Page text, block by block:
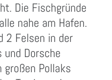
Die Fischgründe
nahe am Hafen.
2 Felsen in der
und Dorsche
großen Pollaks